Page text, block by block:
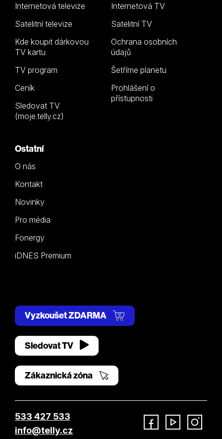
Internetová televize
Satelitní televize
Kde koupit dárkovou
TV kartu
TV program
Ceník
Sledovat TV
(moje.telly.cz)
Internetová TV
Satelitní TV
Ochrana osobních
údajů
Šetříme planetu
Prohlášení o
přístupnosti
Ostatní
O nás
Kontakt
Novinky
Pro média
Fonergy
iDNES Premium
Vyzkoušet ZDARMA
Sledovat TV
Zákaznická zóna
533 427 533
info@telly.cz